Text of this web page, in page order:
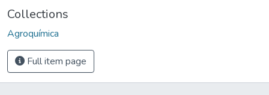
Collections
Agroquímica
Full item page